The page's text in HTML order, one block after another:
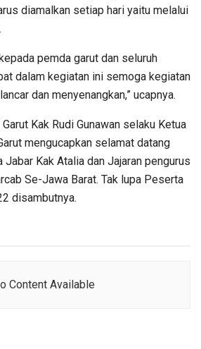
diamalkan setiap hari yaitu melalui
pemda garut dan seluruh
dalam kegiatan ini semoga kegiatan
dan menyenangkan,” ucapnya.
Kak Rudi Gunawan selaku Ketua
mengucapkan selamat datang
Jabar Kak Atalia dan Jajaran pengurus
Se-Jawa Barat. Tak lupa Peserta
disambutnya.
Content Available